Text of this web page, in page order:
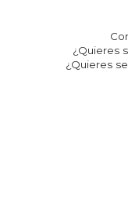
¿Quieres
¿Quieres